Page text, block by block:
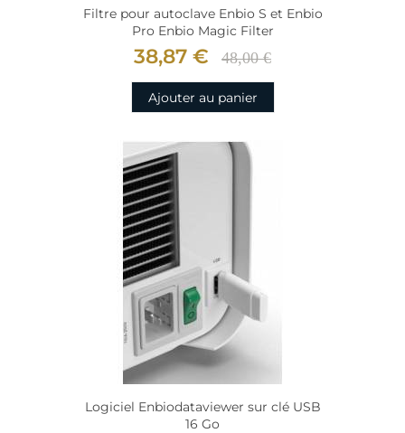
Filtre pour autoclave Enbio S et Enbio
Pro Enbio Magic Filter
38,87 € 48,00 €
Ajouter au panier
Logiciel Enbiodataviewer sur clé USB
16 Go